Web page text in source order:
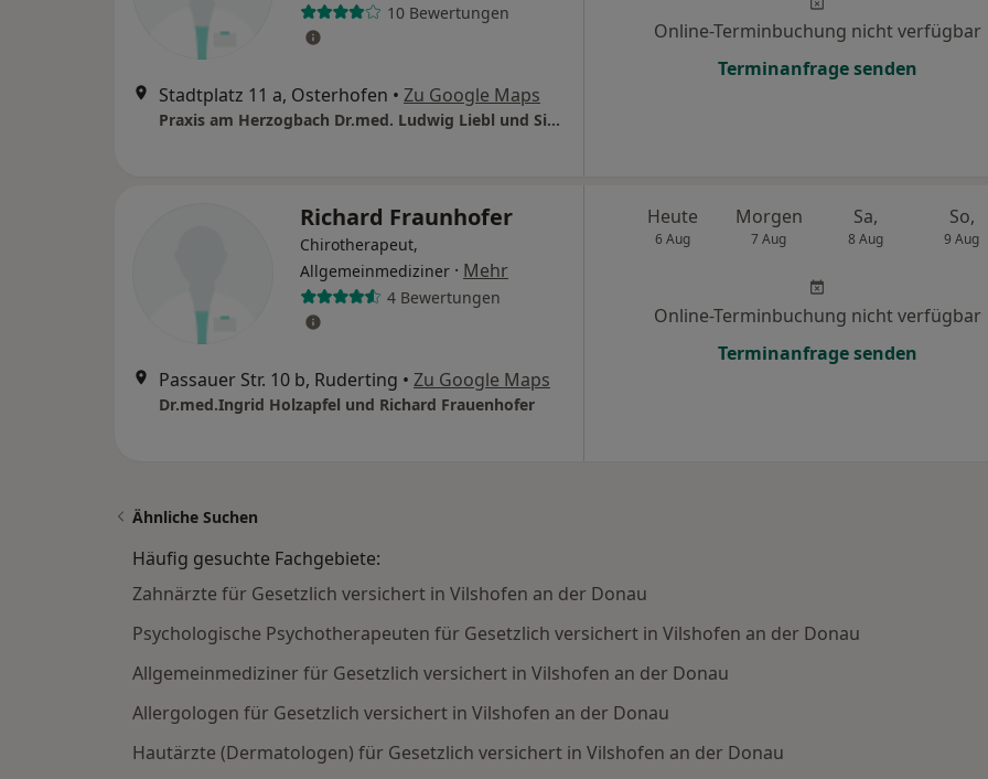
10 Bewertungen
Stadtplatz 11 a, Osterhofen • Zu Google Maps
Praxis am Herzogbach Dr.med. Ludwig Liebl und Simone Schmalz
Online-Terminbuchung nicht verfügbar
Terminanfrage senden
Richard Fraunhofer
Chirotherapeut,
Allgemeinmediziner · Mehr
4 Bewertungen
Passauer Str. 10 b, Ruderting • Zu Google Maps
Dr.med.Ingrid Holzapfel und Richard Frauenhofer
Heute
6 Aug
Morgen
7 Aug
Sa,
8 Aug
So,
9 Aug
Online-Terminbuchung nicht verfügbar
Terminanfrage senden
Ähnliche Suchen
Häufig gesuchte Fachgebiete:
Zahnärzte für Gesetzlich versichert in Vilshofen an der Donau
Psychologische Psychotherapeuten für Gesetzlich versichert in Vilshofen an der Donau
Allgemeinmediziner für Gesetzlich versichert in Vilshofen an der Donau
Allergologen für Gesetzlich versichert in Vilshofen an der Donau
Hautärzte (Dermatologen) für Gesetzlich versichert in Vilshofen an der Donau